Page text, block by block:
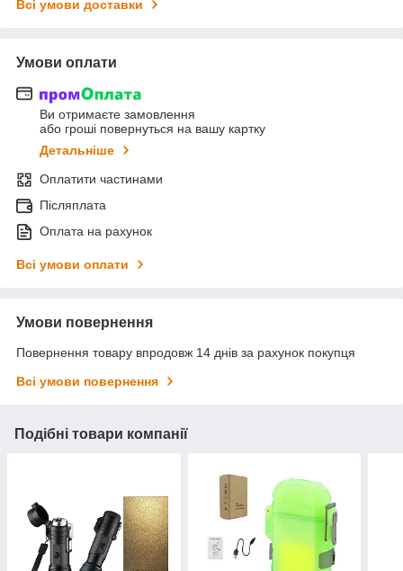
Всі умови доставки
Умови оплати
Ви отримаєте замовлення
або гроші повернуться на вашу картку
Детальніше
Оплатити частинами
Післяплата
Оплата на рахунок
Всі умови оплати
Умови повернення
Повернення товару впродовж 14 днів за рахунок покупця
Всі умови повернення
Подібні товари компанії